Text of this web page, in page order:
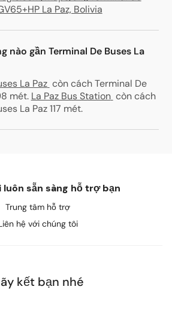
La Paz, Bolivia
nào gần Terminal De Buses La
La Paz còn cách Terminal De
mét. La Paz Bus Station còn cách
La Paz 117 mét.
luôn sẵn sàng hỗ trợ bạn
Trung tâm hỗ trợ
hệ với chúng tôi
kết bạn nhé